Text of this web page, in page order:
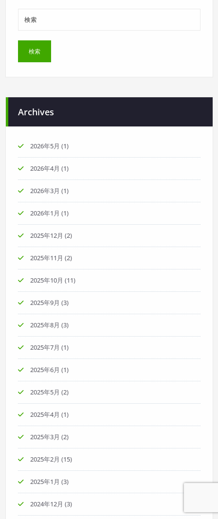
Archives
2026年5月 (1)
2026年4月 (1)
2026年3月 (1)
2026年1月 (1)
2025年12月 (2)
2025年11月 (2)
2025年10月 (11)
2025年9月 (3)
2025年8月 (3)
2025年7月 (1)
2025年6月 (1)
2025年5月 (2)
2025年4月 (1)
2025年3月 (2)
2025年2月 (15)
2025年1月 (3)
2024年12月 (3)